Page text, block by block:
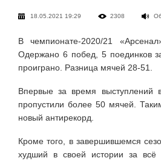
18.05.2021 19:29 2308
В чемпионате-2020/21
Одержано 6 побед, 5 поединков
проиграно. Разница мячей 28-51.
Впервые за время выступлений
пропустили более 50 мячей.
новый антирекорд.
Кроме того, в завершившемся
худший в своей истории за всё